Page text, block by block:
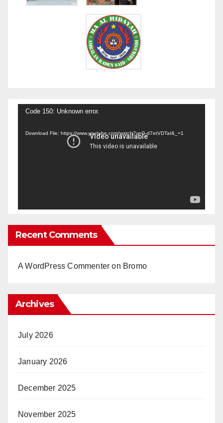
Video
Code 150: Unknown error.
Download File: https://www.youtube.com/watch?v=G-d7etVDTaI&_=1
Recent Comments
A WordPress Commenter on Bromo
Archives
July 2026
January 2026
December 2025
November 2025